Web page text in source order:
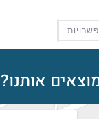
אותנו?